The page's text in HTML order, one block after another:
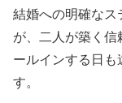
結婚への明確なス
が、二人が築く
ールインする日も
す。